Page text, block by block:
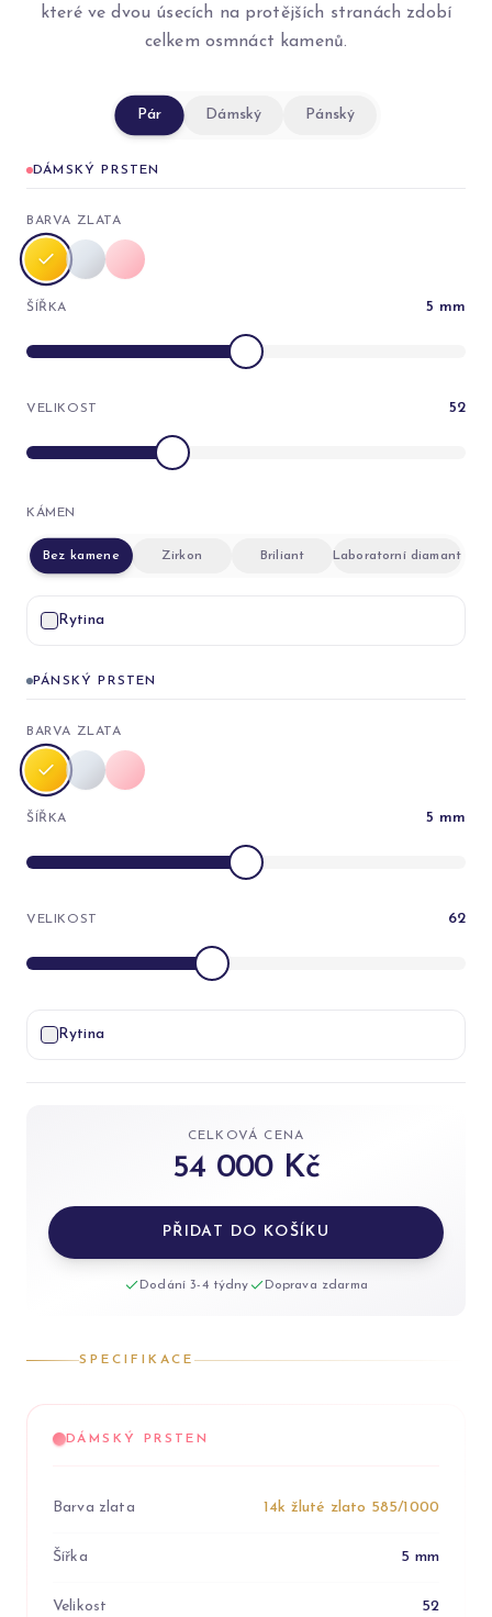
které ve dvou úsecích na protějších stranách zdobí
celkem osmnáct kamenů.
Pár Dámský Pánský
DÁMSKÝ PRSTEN
BARVA ZLATA
ŠÍŘKA 5 mm
VELIKOST 52
KÁMEN
Bez kamene Zirkon Briliant Laboratorní diamant
Rytina
PÁNSKÝ PRSTEN
BARVA ZLATA
ŠÍŘKA 5 mm
VELIKOST 62
Rytina
CELKOVÁ CENA
54 000 Kč
PŘIDAT DO KOŠÍKU
Dodání 3-4 týdny Doprava zdarma
SPECIFIKACE
DÁMSKÝ PRSTEN
Barva zlata 14k žluté zlato 585/1000
Šířka 5 mm
Velikost 52